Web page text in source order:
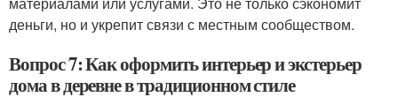
деньги, но и укрепит связи с местным сообществом.
Вопрос 7: Как оформить интерьер и экстерьер
дома в деревне в традиционном стиле